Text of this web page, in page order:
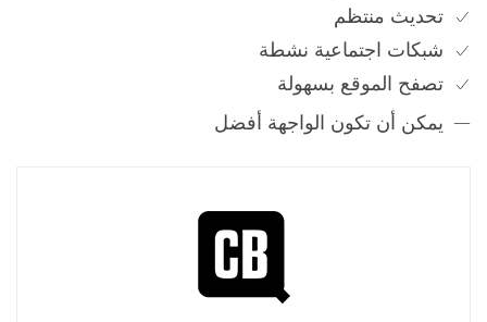
تحديث منتظم
شبكات اجتماعية نشطة
تصفح الموقع بسهولة
يمكن أن تكون الواجهة أفضل